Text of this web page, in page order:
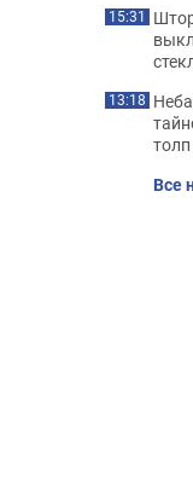
15:31
13:18
Все